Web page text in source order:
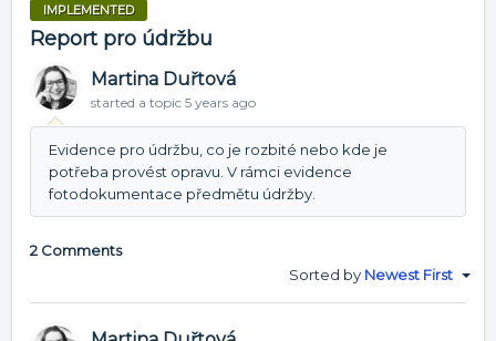
IMPLEMENTED
Report pro údržbu
Martina Duřtová
started a topic 5 years ago
Evidence pro údržbu, co je rozbité nebo kde je
potřeba provést opravu. V rámci evidence
fotodokumentace předmětu údržby.
2 Comments
Sorted by Newest First